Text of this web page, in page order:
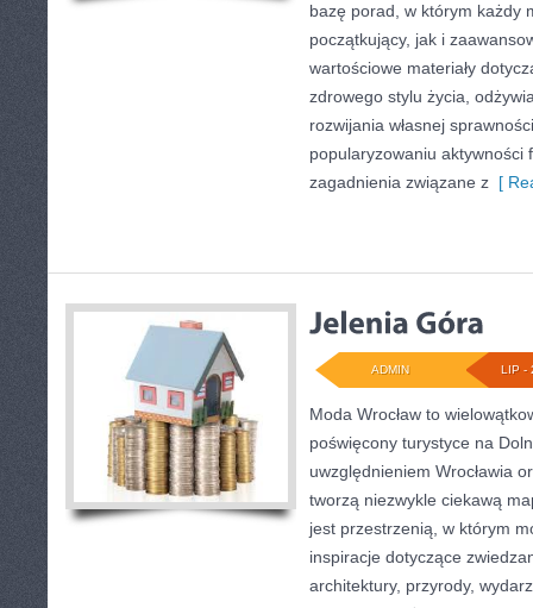
bazę porad, w którym każdy
początkujący, jak i
wartościowe materiały
zdrowego stylu życia,
rozwijania własnej
popularyzowaniu aktywności
zagadnienia związane z [
LIP -
ADMIN
Moda Wrocław to
poświęcony turystyce na
uwzględnieniem Wrocławia
tworzą niezwykle ciekawą
jest przestrzenią, w którym
inspiracje dotyczące
architektury, przyrody,